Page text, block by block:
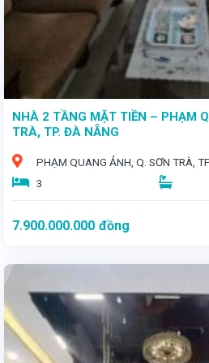
NHÀ 2 TẦNG MẶT TIỀN – PHẠM
TRÀ, TP. ĐÀ NẴNG
PHẠM QUANG ẢNH, Q. SƠN TRÀ,
3
7.900.000.000 đồng